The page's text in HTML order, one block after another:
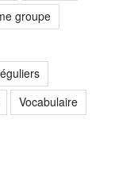
groupe
Vocabulaire